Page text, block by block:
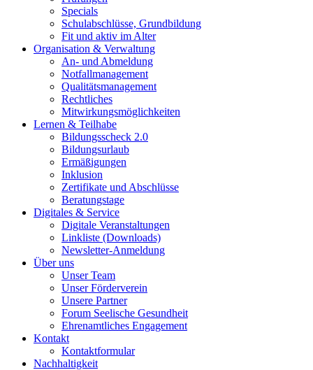
Specials
Schulabschlüsse, Grundbildung
Fit und aktiv im Alter
Organisation & Verwaltung
An- und Abmeldung
Notfallmanagement
Qualitätsmanagement
Rechtliches
Mitwirkungsmöglichkeiten
Lernen & Teilhabe
Bildungsscheck 2.0
Bildungsurlaub
Ermäßigungen
Inklusion
Zertifikate und Abschlüsse
Beratungstage
Digitales & Service
Digitale Veranstaltungen
Linkliste (Downloads)
Newsletter-Anmeldung
Über uns
Unser Team
Unser Förderverein
Unsere Partner
Forum Seelische Gesundheit
Ehrenamtliches Engagement
Kontakt
Kontaktformular
Nachhaltigkeit